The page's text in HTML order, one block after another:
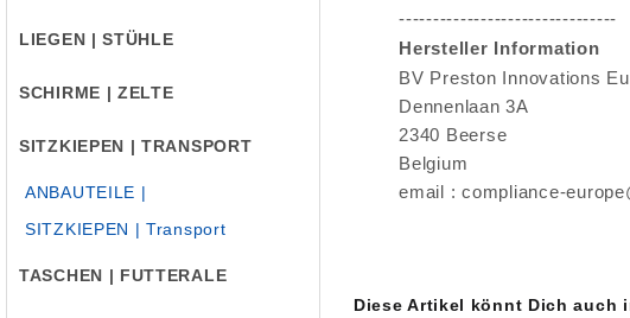
LIEGEN | STÜHLE
SCHIRME | ZELTE
SITZKIEPEN | TRANSPORT
ANBAUTEILE |
SITZKIEPEN | Transport
TASCHEN | FUTTERALE
--------------------------------
Hersteller Information
BV Preston Innovations
Dennenlaan 3A
2340 Beerse
Belgium
email : compliance-
Diese Artikel könnt Dich auch